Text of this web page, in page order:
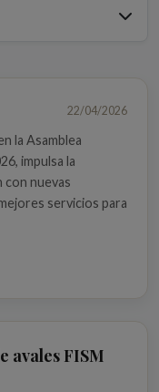
22/04/2026
la Asamblea
impulsa la
con nuevas
servicios para
avales FISM